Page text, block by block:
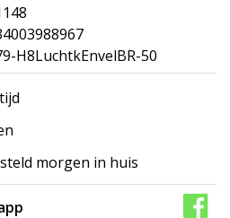
H8LuchtkEnvelBR-50
morgen in huis